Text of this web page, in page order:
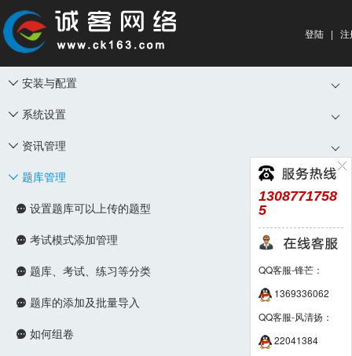
登陆 | 注
 安装与配置
 系统设置
 资讯管理
 题库管理
 设置题库可以上传的题型
 考试模式添加管理
 题库、考试、练习等分类
 题库的添加及批量导入
 如何组卷
1308771758
5
QQ客服-锋芒：
1369336062
QQ客服-风清扬：
22041384